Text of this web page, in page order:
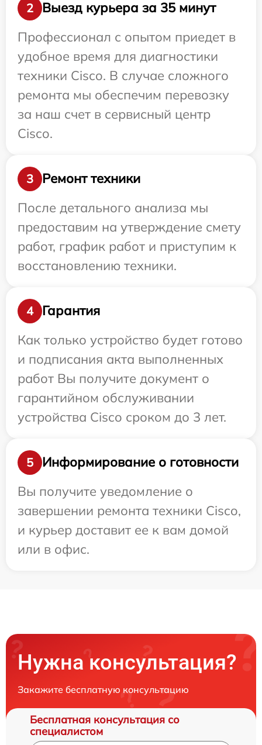
2
Выезд курьера за 35 минут
Профессионал с опытом приедет в
удобное время для диагностики
техники Cisco. В случае сложного
ремонта мы обеспечим перевозку
за наш счет в сервисный центр
Cisco.
3
Ремонт техники
После детального анализа мы
предоставим на утверждение смету
работ, график работ и приступим к
восстановлению техники.
4
Гарантия
Как только устройство будет готово
и подписания акта выполненных
работ Вы получите документ о
гарантийном обслуживании
устройства Cisco сроком до 3 лет.
5
Информирование о готовности
Вы получите уведомление о
завершении ремонта техники Cisco,
и курьер доставит ее к вам домой
или в офис.
Нужна консультация?
Закажите бесплатную консультацию
Бесплатная консультация со
специалистом